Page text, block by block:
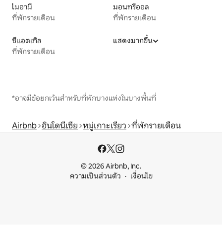
ไมอามี
ที่พักรายเดือน
มอนทรีออล
ที่พักรายเดือน
ซีแอตเทิล
ที่พักรายเดือน
แสดงมากขึ้น
*อาจมีข้อยกเว้นสำหรับที่พักบางแห่งในบางพื้นที่
Airbnb อินโดนีเซีย หมู่เกาะเรียว ที่พักรายเดือน
© 2026 Airbnb, Inc.
ความเป็นส่วนตัว
เงื่อนไข